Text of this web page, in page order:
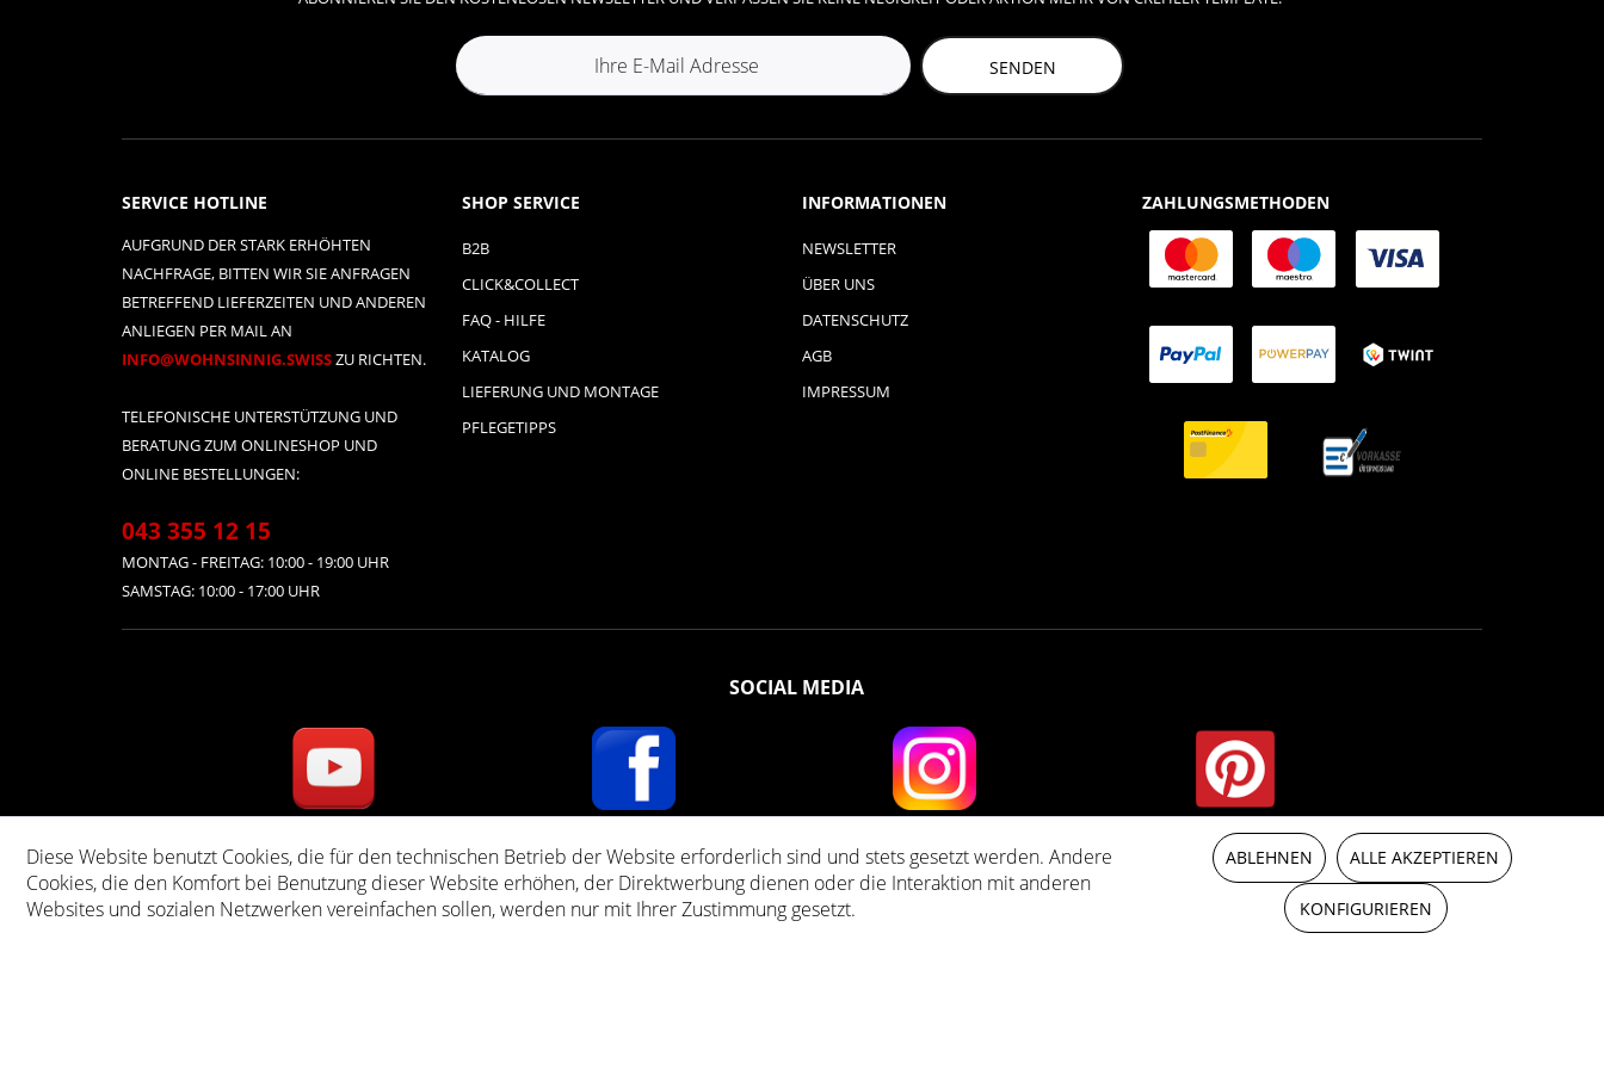
SENDEN
SERVICE HOTLINE
AUFGRUND DER STARK ERHÖHTEN
NACHFRAGE, BITTEN WIR SIE ANFRAGEN
BETREFFEND LIEFERZEITEN UND ANDEREN
ANLIEGEN PER MAIL AN
INFO@WOHNSINNIG.SWISSZU RICHTEN.
TELEFONISCHE UNTERSTÜTZUNG UND
BERATUNG ZUM ONLINESHOP UND
ONLINE BESTELLUNGEN:
043 355 12 15
MONTAG - FREITAG: 10:00 - 19:00 UHR
SAMSTAG: 10:00 - 17:00 UHR
SHOP SERVICE
B2B
CLICK&COLLECT
FAQ - HILFE
KATALOG
LIEFERUNG UND MONTAGE
PFLEGETIPPS
INFORMATIONEN
NEWSLETTER
ÜBER UNS
DATENSCHUTZ
AGB
IMPRESSUM
ZAHLUNGSMETHODEN
SOCIAL MEDIA
* Alle Preise inkl. gesetzl. Mehrwertsteuer zzgl.Versandkostenund ggf. Nachnahmegebühren, wenn nicht anders beschrieben
Diese Website benutzt Cookies, die für den technischen Betrieb der Website erforderlich sind und stets gesetzt werden. Andere
Cookies, die den Komfort bei Benutzung dieser Website erhöhen, der Direktwerbung dienen oder die Interaktion mit anderen
Websites und sozialen Netzwerken vereinfachen sollen, werden nur mit Ihrer Zustimmung gesetzt.
ABLEHNEN ALLE AKZEPTIEREN
KONFIGURIEREN